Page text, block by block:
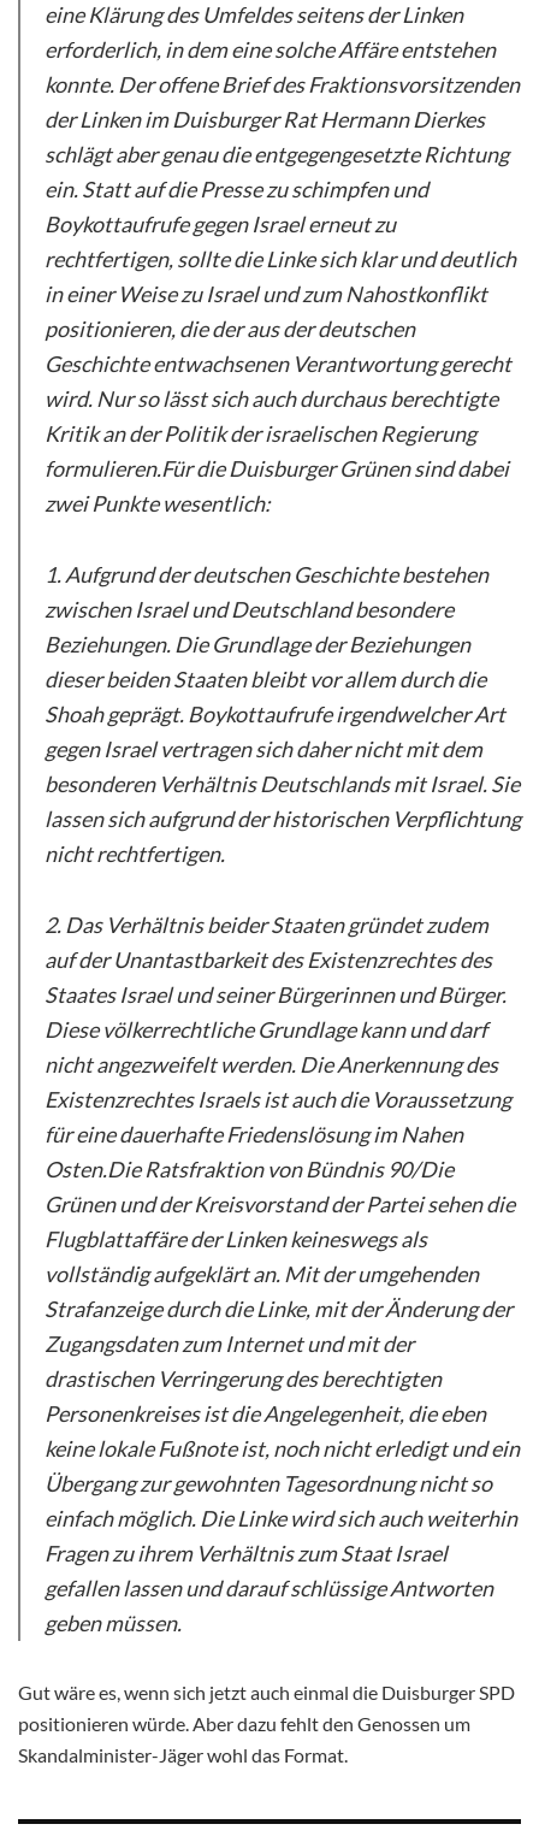
eine Klärung des Umfeldes seitens der Linken
erforderlich, in dem eine solche Affäre entstehen
konnte. Der offene Brief des Fraktionsvorsitzenden
der Linken im Duisburger Rat Hermann Dierkes
schlägt aber genau die entgegengesetzte Richtung
ein. Statt auf die Presse zu schimpfen und
Boykottaufrufe gegen Israel erneut zu
rechtfertigen, sollte die Linke sich klar und deutlich
in einer Weise zu Israel und zum Nahostkonflikt
positionieren, die der aus der deutschen
Geschichte entwachsenen Verantwortung gerecht
wird. Nur so lässt sich auch durchaus berechtigte
Kritik an der Politik der israelischen Regierung
formulieren.Für die Duisburger Grünen sind dabei
zwei Punkte wesentlich:
1. Aufgrund der deutschen Geschichte bestehen
zwischen Israel und Deutschland besondere
Beziehungen. Die Grundlage der Beziehungen
dieser beiden Staaten bleibt vor allem durch die
Shoah geprägt. Boykottaufrufe irgendwelcher Art
gegen Israel vertragen sich daher nicht mit dem
besonderen Verhältnis Deutschlands mit Israel. Sie
lassen sich aufgrund der historischen Verpflichtung
nicht rechtfertigen.
2. Das Verhältnis beider Staaten gründet zudem
auf der Unantastbarkeit des Existenzrechtes des
Staates Israel und seiner Bürgerinnen und Bürger.
Diese völkerrechtliche Grundlage kann und darf
nicht angezweifelt werden. Die Anerkennung des
Existenzrechtes Israels ist auch die Voraussetzung
für eine dauerhafte Friedenslösung im Nahen
Osten.Die Ratsfraktion von Bündnis 90/Die
Grünen und der Kreisvorstand der Partei sehen die
Flugblattaffäre der Linken keineswegs als
vollständig aufgeklärt an. Mit der umgehenden
Strafanzeige durch die Linke, mit der Änderung der
Zugangsdaten zum Internet und mit der
drastischen Verringerung des berechtigten
Personenkreises ist die Angelegenheit, die eben
keine lokale Fußnote ist, noch nicht erledigt und ein
Übergang zur gewohnten Tagesordnung nicht so
einfach möglich. Die Linke wird sich auch weiterhin
Fragen zu ihrem Verhältnis zum Staat Israel
gefallen lassen und darauf schlüssige Antworten
geben müssen.
Gut wäre es, wenn sich jetzt auch einmal die Duisburger SPD
positionieren würde. Aber dazu fehlt den Genossen um
Skandalminister-Jäger wohl das Format.